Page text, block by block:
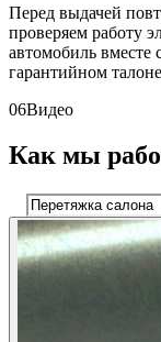
Перед выдачей
проверяем работу
автомобиль
гарантийном
06Видео
Как мы